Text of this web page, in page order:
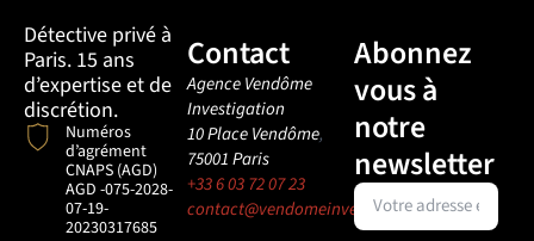
Détective privé à
Paris. 15 ans
d’expertise et de
discrétion.
Numéros
d’agrément
CNAPS (AGD)
AGD -075-2028-
07-19-
20230317685
Contact
Agence Vendôme
Investigation
10 Place Vendôme,
75001Paris
+33 6 03 72 07 23
contact@vendomeinvestigation.com
Abonnez
vous à
notre
newsletter